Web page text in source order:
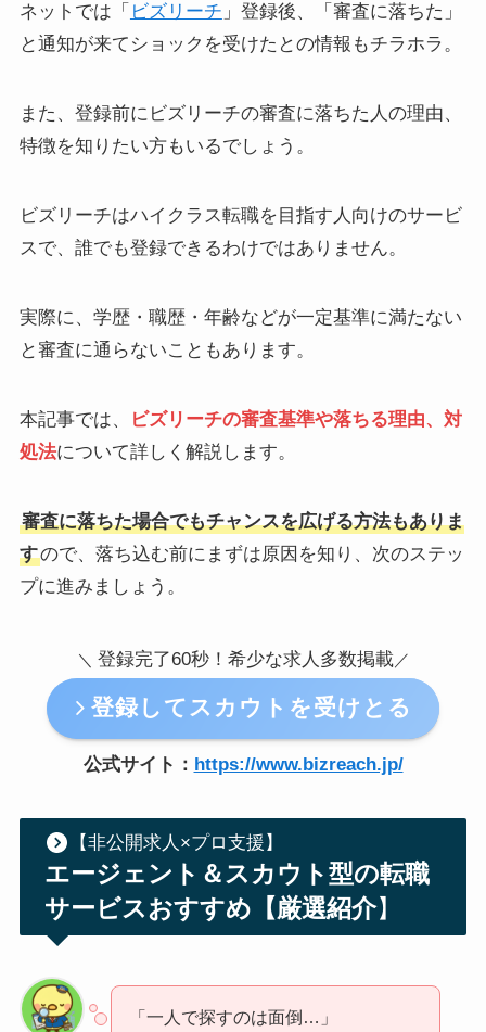
ネットでは「 ビズリーチ 」登録後、「審査に落ちた」
と通知が来てショックを受けたとの情報もチラホラ。
また、登録前にビズリーチの審査に落ちた人の理由、
特徴を知りたい方もいるでしょう。
ビズリーチはハイクラス転職を目指す人向けのサービ
スで、誰でも登録できるわけではありません。
実際に、学歴・職歴・年齢などが一定基準に満たない
と審査に通らないこともあります。
本記事では、
ビズリーチの審査基準や落ちる理由、対
処法について詳しく解説します。
審査に落ちた場合でもチャンスを広げる方法もありま
すので、落ち込む前にまずは原因を知り、次のステッ
プに進みましょう。
＼ 登録完了60秒！希少な求人多数掲載／
登録してスカウトを受けとる
公式サイト： https://www.bizreach.jp/
【非公開求人×プロ支援】
エージェント＆スカウト型の転職
サービスおすすめ【厳選紹介】
「一人で探すのは面倒…」